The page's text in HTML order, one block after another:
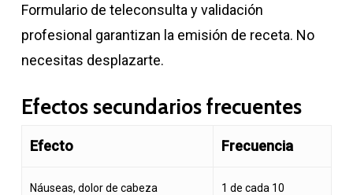
Formulario de teleconsulta y validación
profesional garantizan la emisión de receta. No
necesitas desplazarte.
Efectos secundarios frecuentes
Efecto Frecuencia
Náuseas, dolor de cabeza 1 de cada 10